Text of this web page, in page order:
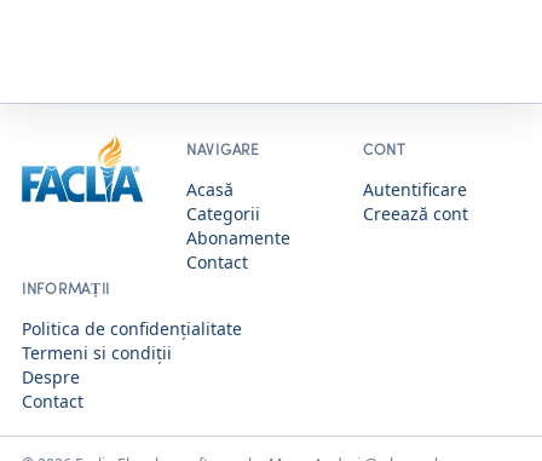
NAVIGARE
Acasă
Categorii
Abonamente
Contact
CONT
Autentificare
Creează cont
INFORMAȚII
Politica de confidențialitate
Termeni si condiții
Despre
Contact